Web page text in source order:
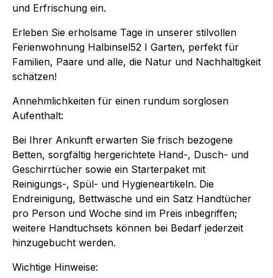
und Erfrischung ein.
Erleben Sie erholsame Tage in unserer stilvollen
Ferienwohnung Halbinsel52 I Garten, perfekt für
Familien, Paare und alle, die Natur und Nachhaltigkeit
schätzen!
Annehmlichkeiten für einen rundum sorglosen
Aufenthalt:
Bei Ihrer Ankunft erwarten Sie frisch bezogene
Betten, sorgfältig hergerichtete Hand-, Dusch- und
Geschirrtücher sowie ein Starterpaket mit
Reinigungs-, Spül- und Hygieneartikeln. Die
Endreinigung, Bettwäsche und ein Satz Handtücher
pro Person und Woche sind im Preis inbegriffen;
weitere Handtuchsets können bei Bedarf jederzeit
hinzugebucht werden.
Wichtige Hinweise: